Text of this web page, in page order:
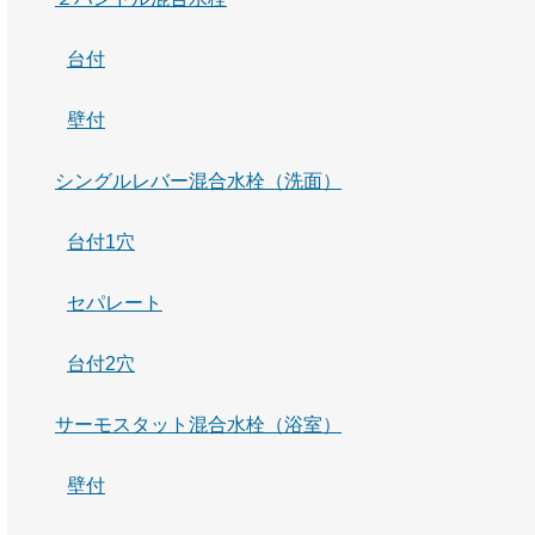
台付
壁付
シングルレバー混合水栓（洗面）
台付1穴
セパレート
台付2穴
サーモスタット混合水栓（浴室）
壁付